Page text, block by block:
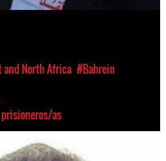
and North Africa #Bahrein
as